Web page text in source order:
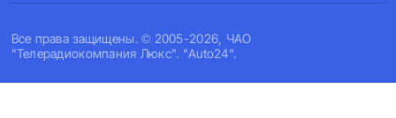
Все права защищены. © 2005-2026, ЧАО
"Телерадиокомпания Люкс". "Auto24".